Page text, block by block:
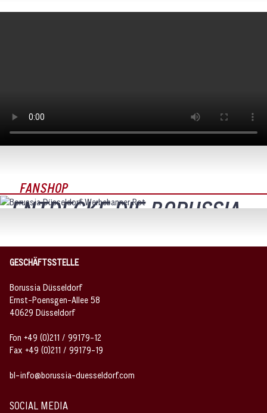
FANSHOP
ENTDECKE DIE BORUSSIA
ONLINESHOP
ZUM SHOP
GESCHÄFTSSTELLE
Borussia Düsseldorf
Ernst-Poensgen-Allee 58
40629 Düsseldorf
Fon +49 (0)211 / 99179-12
Fax +49 (0)211 / 99179-19
bl-info@borussia-duesseldorf.com
SOCIAL MEDIA